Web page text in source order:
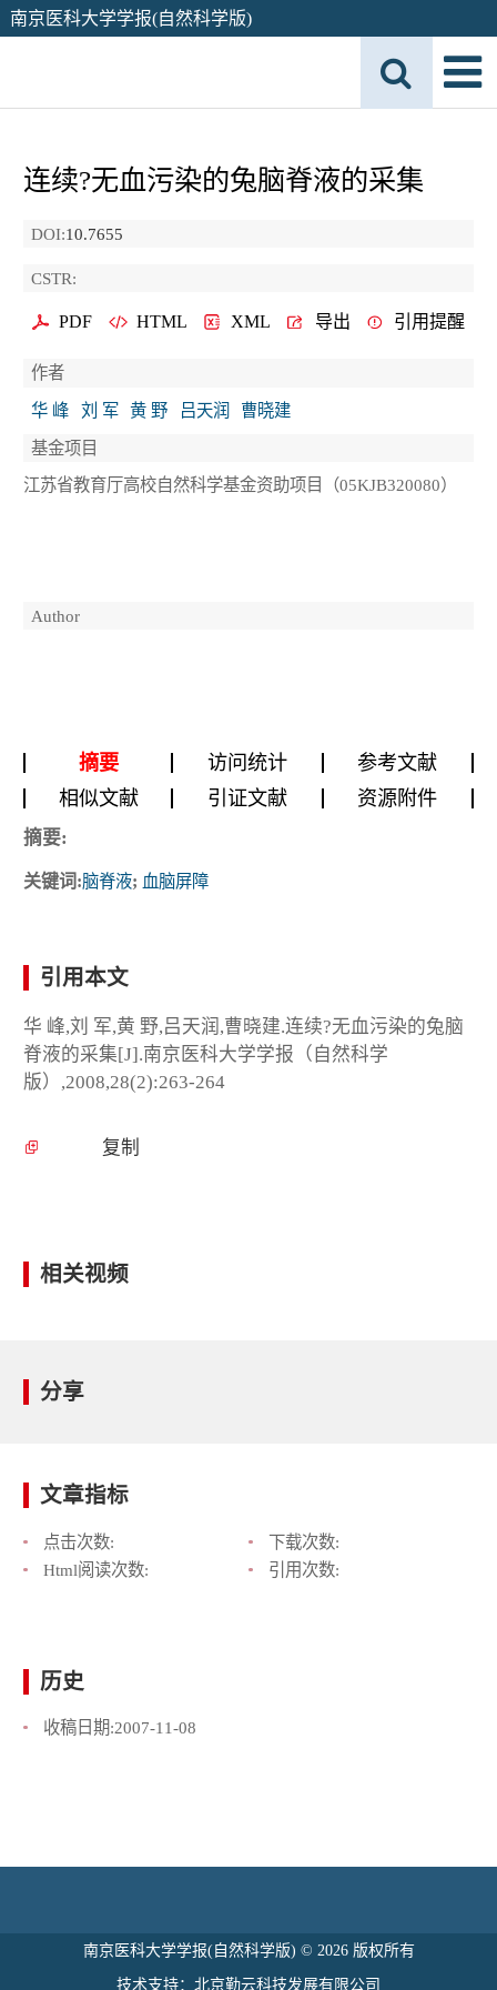
南京医科大学学报(自然科学版)
连续?无血污染的兔脑脊液的采集
DOI:10.7655
CSTR:
PDF HTML XML 导出 引用提醒
作者
华 峰
刘 军 黄 野 吕天润
曹晓建
基金项目
江苏省教育厅高校自然科学基金资助项目（05KJB320080）
Author
摘要 访问统计
参考文献
相似文献
引证文献 资源附件
摘要:
关键词:脑脊液; 血脑屏障
引用本文
华 峰,刘 军,黄 野,吕天润,曹晓建.连续?无血污染的兔脑
脊液的采集[J].南京医科大学学报（自然科学
版）,2008,28(2):263-264
复制
相关视频
分享
文章指标
点击次数:
下载次数:
Html阅读次数:
引用次数:
历史
收稿日期:2007-11-08
南京医科大学学报(自然科学版) © 2026 版权所有
技术支持：北京勤云科技发展有限公司